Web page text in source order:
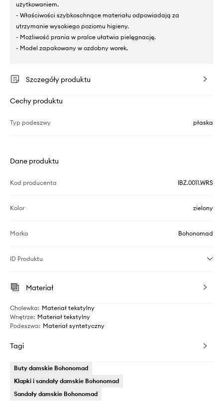
użytkowaniem.
- Właściwości szybkoschnące materiału odpowiadają za
utrzymanie wysokiego poziomu higieny.
- Możliwość prania w pralce ułatwia pielęgnację.
- Model zapakowany w ozdobny worek.
Szczegóły produktu
Cechy produktu
Typ podeszwy płaska
Dane produktu
Kod producenta IBZ.0011.WRS
Kolor zielony
Marka Bohonomad
ID Produktu
Materiał
Cholewka: Materiał tekstylny
Wnętrze: Materiał tekstylny
Podeszwa: Materiał syntetyczny
Tagi
Buty damskie Bohonomad
Klapki i sandały damskie Bohonomad
Sandały damskie Bohonomad